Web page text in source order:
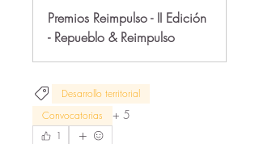
Premios Reimpulso - II Edición
- Repueblo & Reimpulso
Desarrollo territorial
Convocatorias
+ 5
1